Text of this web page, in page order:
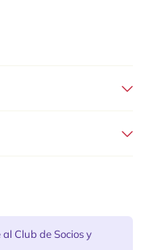
al Club de Socios y